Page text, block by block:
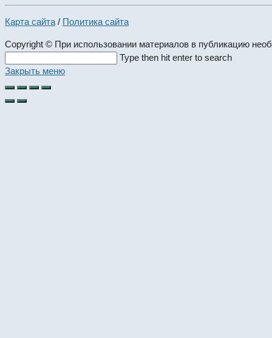
Карта сайта / Политика сайта
Copyright © При использовании материалов в публикацию
this
website
Type then hit enter to search
Закрыть меню